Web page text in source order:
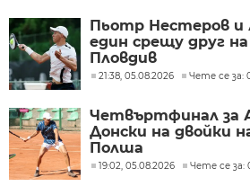
Пьотр Нестеров и
един срещу друг
Пловдив
21:38, 05.08.2026 Чете се за:
Четвъртфинал за
Донски на двойки
Полша
19:02, 05.08.2026 Чете се за: